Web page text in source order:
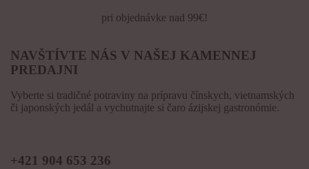
pri objednávke nad 99€!
NAVŠTÍVTE NÁS V NAŠEJ KAMENNEJ
PREDAJNI
Vyberte si tradičné potraviny na prípravu čínskych, vietnamských
či japonských jedál a vychutnajte si čaro ázijskej gastronómie.
+421 904 653 236